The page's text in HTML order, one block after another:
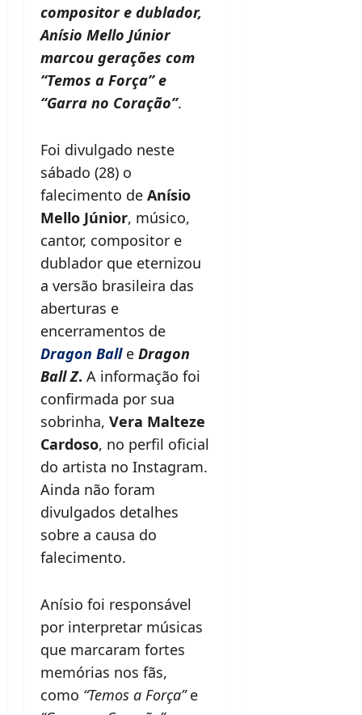
compositor e dublador,
Anísio Mello Júnior
marcou gerações com
“Temos a Força” e
“Garra no Coração”.
Foi divulgado neste
sábado (28) o
falecimento de Anísio
Mello Júnior, músico,
cantor, compositor e
dublador que eternizou
a versão brasileira das
aberturas e
encerramentos de
Dragon Balle Dragon
Ball Z. A informação foi
confirmada por sua
sobrinha, Vera Malteze
Cardoso, no perfil oficial
do artista no Instagram.
Ainda não foram
divulgados detalhes
sobre a causa do
falecimento.
Anísio foi responsável
por interpretar músicas
que marcaram fortes
memórias nos fãs,
como “Temos a Força”e